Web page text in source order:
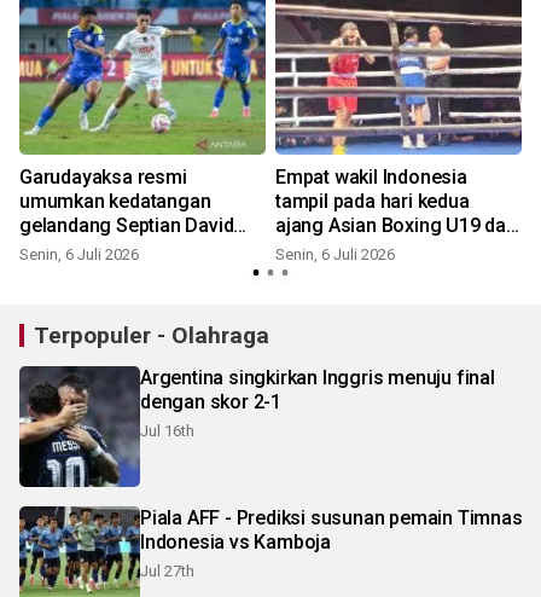
Garudayaksa resmi
umumkan kedatangan
gelandang Septian David
Maulana
Senin, 6 Juli 2026
Empat wakil Indonesia
tampil pada hari kedua
ajang Asian Boxing U19 dan
U23
Senin, 6 Juli 2026
Terpopuler - Olahraga
Argentina singkirkan Inggris menuju final
dengan skor 2-1
Jul 16th
Piala AFF - Prediksi susunan pemain Timnas
Indonesia vs Kamboja
Jul 27th